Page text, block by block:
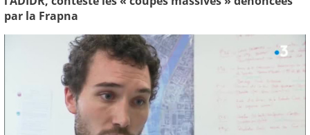
par la Frapna